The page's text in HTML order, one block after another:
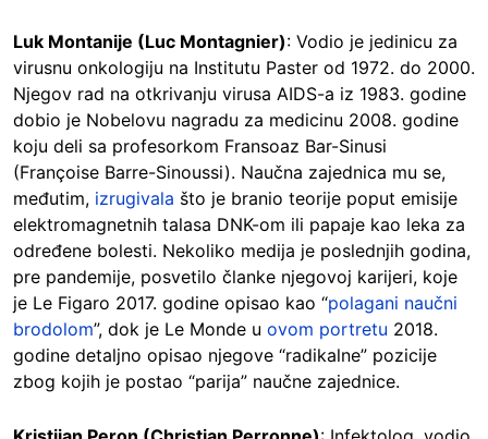
Luk Montanije (Luc Montagnier): Vodio je jedinicu za
virusnu onkologiju na Institutu Paster od 1972. do 2000.
Njegov rad na otkrivanju virusa AIDS-a iz 1983. godine
dobio je Nobelovu nagradu za medicinu 2008. godine
koju deli sa profesorkom Fransoaz Bar-Sinusi
(Françoise Barre-Sinoussi). Naučna zajednica mu se,
međutim, izrugivala što je branio teorije poput emisije
elektromagnetnih talasa DNK-om ili papaje kao leka za
određene bolesti. Nekoliko medija je poslednjih godina,
pre pandemije, posvetilo članke njegovoj karijeri, koje
je Le Figaro 2017. godine opisao kao “polagani naučni
brodolom”, dok je Le Monde u ovom portretu 2018.
godine detaljno opisao njegove “radikalne” pozicije
zbog kojih je postao “parija” naučne zajednice.